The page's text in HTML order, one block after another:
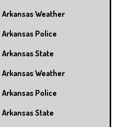
Weather
Police
State
Weather
Police
State